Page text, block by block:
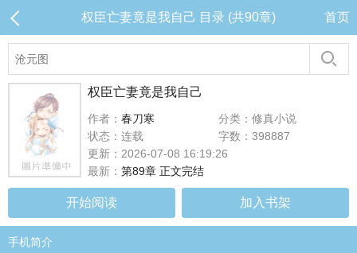
权臣亡妻竟是我自己 目录 (共90章) 首页
权臣亡妻竟是我自己
作者： 春刀寒
分类：修真小说
状态：连载
字数：398887
更新：2026-07-08 16:19:26
最新： 第89章 正文完结
开始阅读 加入书架
手机简介